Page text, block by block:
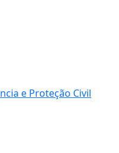
e Proteção Civil